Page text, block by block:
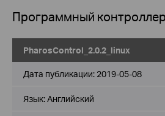
Программный контроллер
PharosControl_2.0.2_linux
Дата публикации: 2019-05-08
Язык:Английский